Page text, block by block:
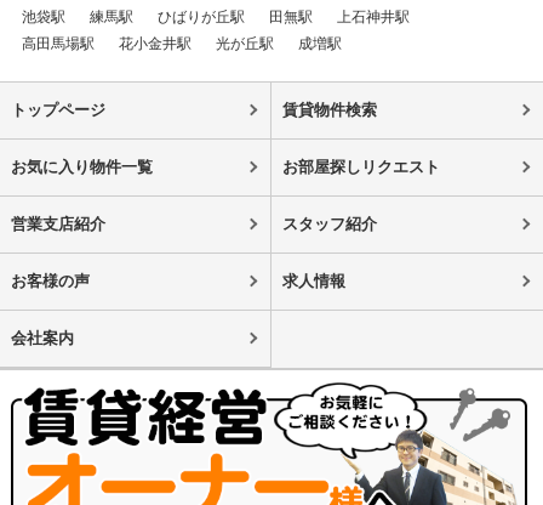
池袋駅
練馬駅 ひばりが丘駅 田無駅
上石神井駅
高田馬場駅
花小金井駅 光が丘駅 成増駅
トップページ 賃貸物件検索
お気に入り物件一覧 お部屋探しリクエスト
営業支店紹介 スタッフ紹介
お客様の声 求人情報
会社案内